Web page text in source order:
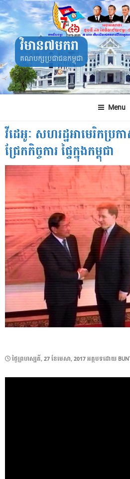
Skip
to
content
វិមាន៧មករា
គណបក្សប្រជាជនកម្ពុជា
Menu
វីដេអូៈ សហរដ្ឋអាមេរិកប្
ជ្រែកកិច្ចការ ផ្ទៃក្នុងកម្ពុជា
POSTED
ថ្ងៃ​ព្រហស្បតិ៍, 27 ខែ​មេសា, 2017អត្ថបទដោយ